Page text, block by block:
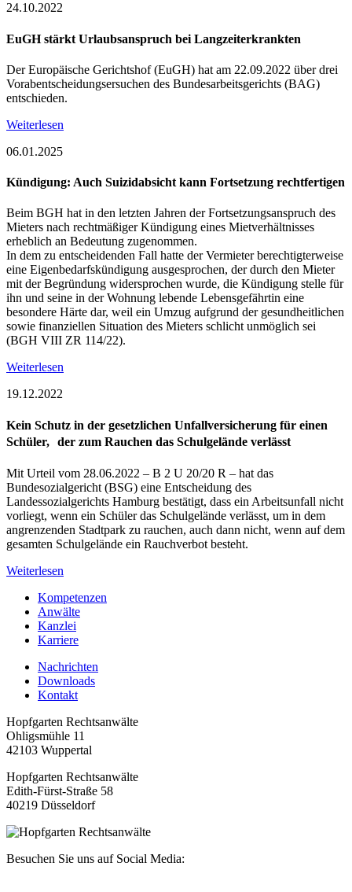
24.10.2022
EuGH stärkt Urlaubsanspruch bei Langzeiterkrankten
Der Europäische Gerichtshof (EuGH) hat am 22.09.2022 über drei
Vorabentscheidungsersuchen des Bundesarbeitsgerichts (BAG)
entschieden.
Weiterlesen
06.01.2025
Kündigung: Auch Suizidabsicht kann Fortsetzung rechtfertigen
Beim BGH hat in den letzten Jahren der Fortsetzungsanspruch des
Mieters nach rechtmäßiger Kündigung eines Mietverhältnisses
erheblich an Bedeutung zugenommen.
In dem zu entscheidenden Fall hatte der Vermieter berechtigterweise
eine Eigenbedarfskündigung ausgesprochen, der durch den Mieter
mit der Begründung widersprochen wurde, die Kündigung stelle für
ihn und seine in der Wohnung lebende Lebensgefährtin eine
besondere Härte dar, weil ein Umzug aufgrund der gesundheitlichen
sowie finanziellen Situation des Mieters schlicht unmöglich sei
(BGH VIII ZR 114/22).
Weiterlesen
19.12.2022
Kein Schutz in der gesetzlichen Unfallversicherung für einen
Schüler, der zum Rauchen das Schulgelände verlässt
Mit Urteil vom 28.06.2022 – B 2 U 20/20 R – hat das
Bundesozialgericht (BSG) eine Entscheidung des
Landessozialgerichts Hamburg bestätigt, dass ein Arbeitsunfall nicht
vorliegt, wenn ein Schüler das Schulgelände verlässt, um in dem
angrenzenden Stadtpark zu rauchen, auch dann nicht, wenn auf dem
gesamten Schulgelände ein Rauchverbot besteht.
Weiterlesen
Kompetenzen
Anwälte
Kanzlei
Karriere
Nachrichten
Downloads
Kontakt
Hopfgarten Rechtsanwälte
Ohligsmühle 11
42103 Wuppertal
Hopfgarten Rechtsanwälte
Edith-Fürst-Straße 58
40219 Düsseldorf
Besuchen Sie uns auf Social Media: